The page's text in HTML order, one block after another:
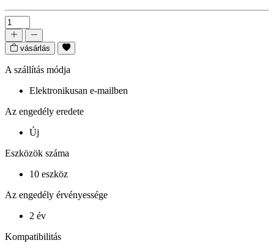
vásárlás
A szállítás módja
Elektronikusan e-mailben
Az engedély eredete
Új
Eszközök száma
10 eszköz
Az engedély érvényessége
2 év
Kompatibilitás